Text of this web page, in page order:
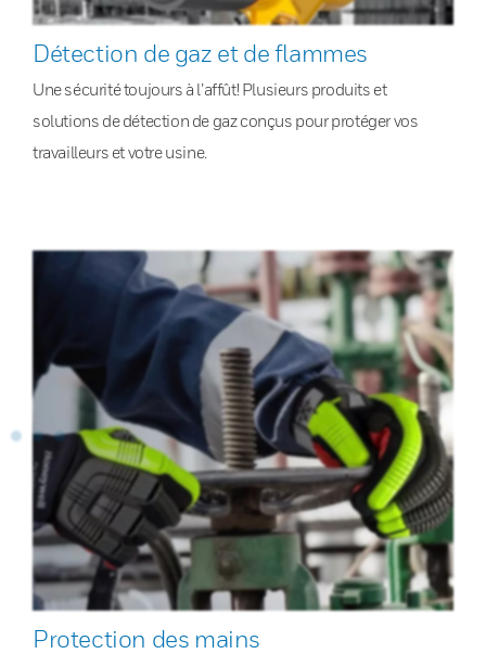
Détection de gaz et de flammes
Une sécurité toujours à l’affût! Plusieurs produits et
solutions de détection de gaz conçus pour protéger vos
travailleurs et votre usine.
Protection des mains